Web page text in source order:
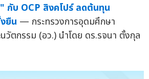
กับ OCP สิงคโปร์ ลดต้นทุน
ยืน — กระทรวงการอุดมศึกษา
วัตกรรม (อว.) นำโดย ดร.รจนา ตั้งกุล